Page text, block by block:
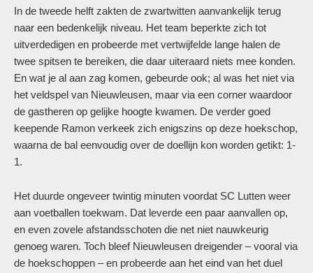
In de tweede helft zakten de zwartwitten aanvankelijk terug
naar een bedenkelijk niveau. Het team beperkte zich tot
uitverdedigen en probeerde met vertwijfelde lange halen de
twee spitsen te bereiken, die daar uiteraard niets mee konden.
En wat je al aan zag komen, gebeurde ook; al was het niet via
het veldspel van Nieuwleusen, maar via een corner waardoor
de gastheren op gelijke hoogte kwamen. De verder goed
keepende Ramon verkeek zich enigszins op deze hoekschop,
waarna de bal eenvoudig over de doellijn kon worden getikt: 1-
1.
Het duurde ongeveer twintig minuten voordat SC Lutten weer
aan voetballen toekwam. Dat leverde een paar aanvallen op,
en even zovele afstandsschoten die net niet nauwkeurig
genoeg waren. Toch bleef Nieuwleusen dreigender – vooral via
de hoekschoppen – en probeerde aan het eind van het duel